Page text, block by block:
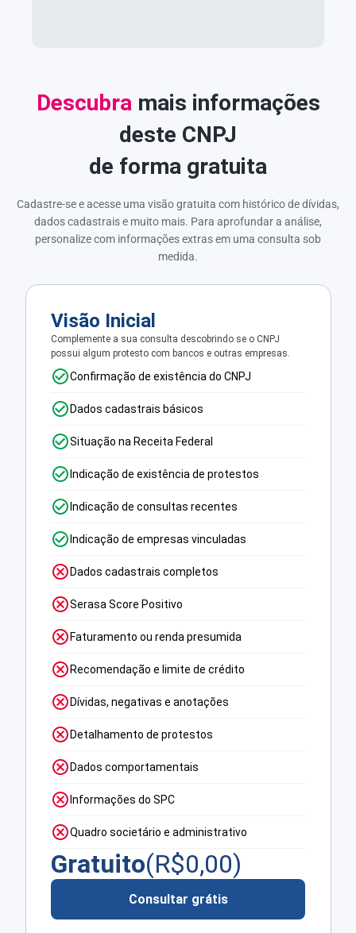
Descubra mais informações
deste CNPJ
de forma gratuita
Cadastre-se e acesse uma visão gratuita com histórico de dívidas,
dados cadastrais e muito mais. Para aprofundar a análise,
personalize com informações extras em uma consulta sob
medida.
Visão Inicial
Complemente a sua consulta descobrindo se o CNPJ
possui algum protesto com bancos e outras empresas.
Confirmação de existência do CNPJ
Dados cadastrais básicos
Situação na Receita Federal
Indicação de existência de protestos
Indicação de consultas recentes
Indicação de empresas vinculadas
Dados cadastrais completos
Serasa Score Positivo
Faturamento ou renda presumida
Recomendação e limite de crédito
Dívidas, negativas e anotações
Detalhamento de protestos
Dados comportamentais
Informações do SPC
Quadro societário e administrativo
Gratuito(R$0,00)
Consultar grátis